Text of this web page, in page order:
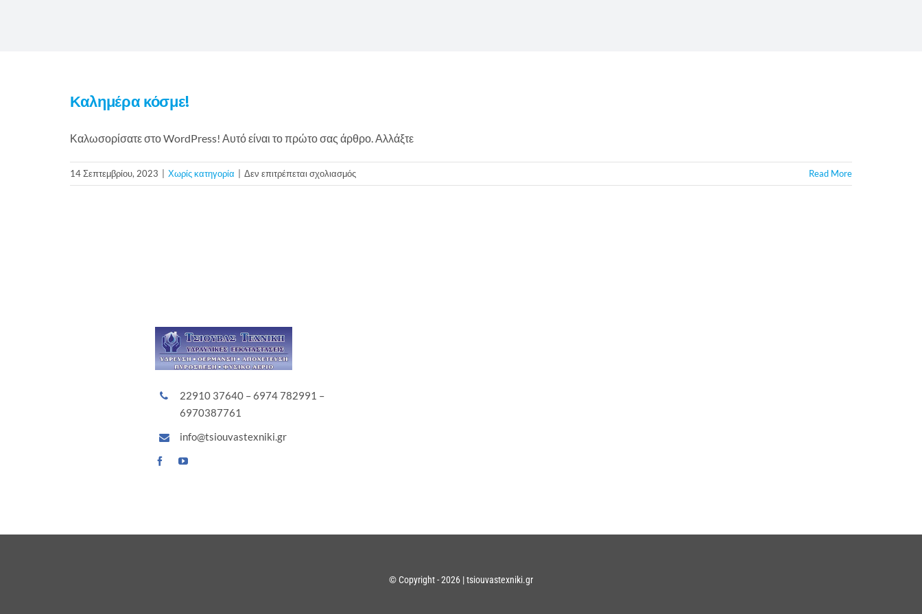
Καλημέρα κόσμε!
Καλωσορίσατε στο WordPress! Αυτό είναι το πρώτο σας άρθρο. Αλλάξτε
14 Σεπτεμβρίου, 2023 Χωρίς κατηγορία Δεν επιτρέπεται σχολιασμόςστο
Καλημέρα
Read More
22910 37640 – 6974 782991 –
6970387761
info@tsiouvastexniki.gr
© Copyright - 2026 | tsiouvastexniki.gr